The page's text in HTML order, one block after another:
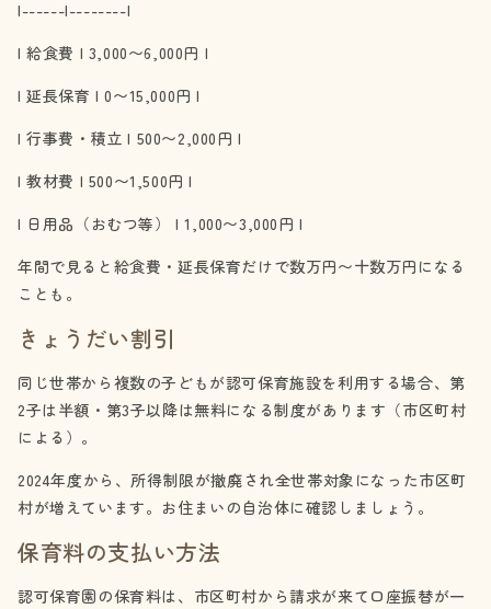
|------|--------|
| 給食費 | 3,000〜6,000円 |
| 延長保育 | 0〜15,000円 |
| 行事費・積立 | 500〜2,000円 |
| 教材費 | 500〜1,500円 |
| 日用品（おむつ等） | 1,000〜3,000円 |
年間で見ると給食費・延長保育だけで数万円〜十数万円になる
ことも。
きょうだい割引
同じ世帯から複数の子どもが認可保育施設を利用する場合、第
2子は半額・第3子以降は無料になる制度があります（市区町村
による）。
2024年度から、所得制限が撤廃され全世帯対象になった市区町
村が増えています。お住まいの自治体に確認しましょう。
保育料の支払い方法
認可保育園の保育料は、市区町村から請求が来て口座振替が一